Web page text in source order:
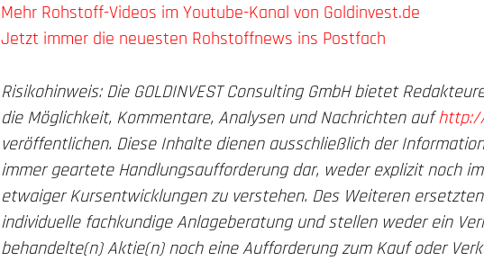
Mehr Rohstoff-Videos im Youtube-Kanal von Goldinvest.de
Jetzt immer die neuesten Rohstoffnews ins Postfach
Risikohinweis: Die GOLDINVEST Consulting GmbH bietet
die Möglichkeit, Kommentare, Analysen und Nachrichten auf
veröffentlichen. Diese Inhalte dienen ausschließlich der
immer geartete Handlungsaufforderung dar, weder explizit noch
etwaiger Kursentwicklungen zu verstehen. Des Weiteren
individuelle fachkundige Anlageberatung und stellen weder ein
behandelte(n) Aktie(n) noch eine Aufforderung zum Kauf oder